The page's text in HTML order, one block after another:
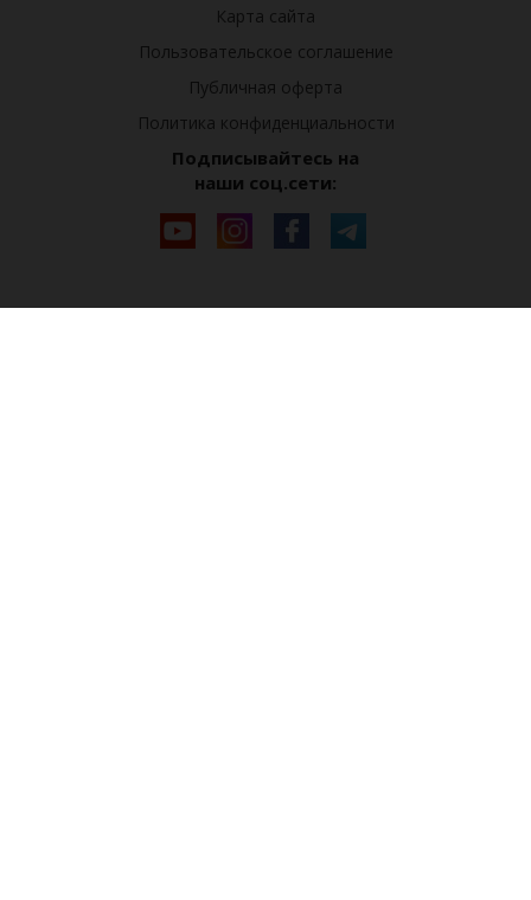
Карта сайта
Пользовательское соглашение
Публичная оферта
Политика конфиденциальности
Подписывайтесь на
наши соц.сети: